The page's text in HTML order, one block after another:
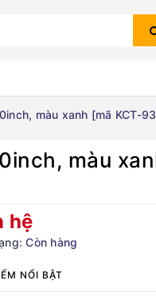
màu xanh [mã KCT-
màu
hệ
Còn hàng
NỔI BẬT